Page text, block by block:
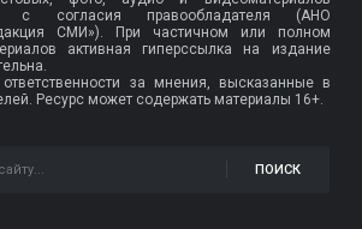
с согласия правообладателя (АНО
СМИ»). При частичном или полном
активная гиперссылка на издание
за мнения, высказанные в
Ресурс может содержать материалы 16+.
ПОИСК